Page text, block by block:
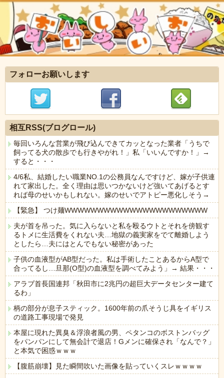
フォローお願いします
相互RSS(ブログロール)
毎回いろんな営業が飛び込んできてカッとなった業者「うちで
飼ってる犬の散歩でも行きやがれ！」私「いいんですか！」→
すると・・・
4/6私、結婚したい職業NO.1の公務員なんですけど、嫁が子供連
れて家出した。全く理由は思いつかないけど強いてあげるとす
れば母のせいかもしれない。嫁のせいでアトピー悪化しそう→
【緊急】 つけ麺WWWWWWWWWWWWWWWWWWWWWW
夫が首を吊った。気に入らないと私を殴るウトとそれを傍観す
るトメに生活費をくれない夫…地獄の義実家をでて離婚しよう
としたら…夫にはとんでもない秘密があった
子供の血液型がAB型だった。私は手術したことあるからA型で
合ってるし…旦那(O型)の血液型を調べてみよう」→ 結果・・・
アラブ首長国連邦「秋田市に2兆円の超巨大データセンター建て
るわ」
柄の部分が息子スティック。1600年前の爪そうじ具をイギリス
の道路工事現場で発見
本屋に現れた異臭＆浮浪者風の男、ペタンコのボストンバッグ
をパンパンにして無会計で退店！Gメンに確保され「なんで？」
と本気で困惑ｗｗｗ
【腹筋崩壊】見た瞬間吹いた画像を貼っていくスレｗｗｗｗ